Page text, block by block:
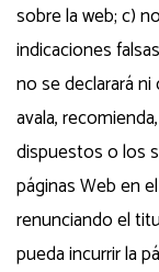
sobre la web; c)
indicaciones
no se declarará
avala,
dispuestos o los
páginas Web en
renunciando el
pueda incurrir la